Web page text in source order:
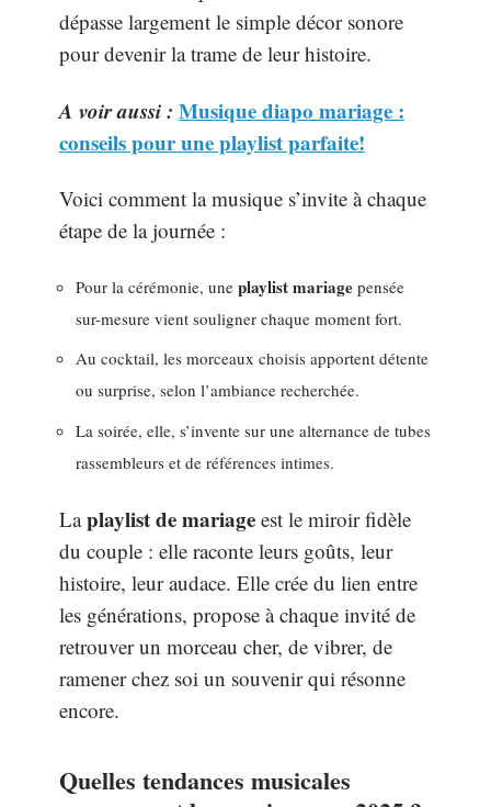
dépasse largement le simple décor sonore
pour devenir la trame de leur histoire.
A voir aussi : Musique diapo mariage :
conseils pour une playlist parfaite!
Voici comment la musique s’invite à chaque
étape de la journée :
Pour la cérémonie, une playlist mariage pensée
sur-mesure vient souligner chaque moment fort.
Au cocktail, les morceaux choisis apportent détente
ou surprise, selon l’ambiance recherchée.
La soirée, elle, s’invente sur une alternance de tubes
rassembleurs et de références intimes.
Laplaylist de mariage est le miroir fidèle
du couple : elle raconte leurs goûts, leur
histoire, leur audace. Elle crée du lien entre
les générations, propose à chaque invité de
retrouver un morceau cher, de vibrer, de
ramener chez soi un souvenir qui résonne
encore.
Quelles tendances musicales